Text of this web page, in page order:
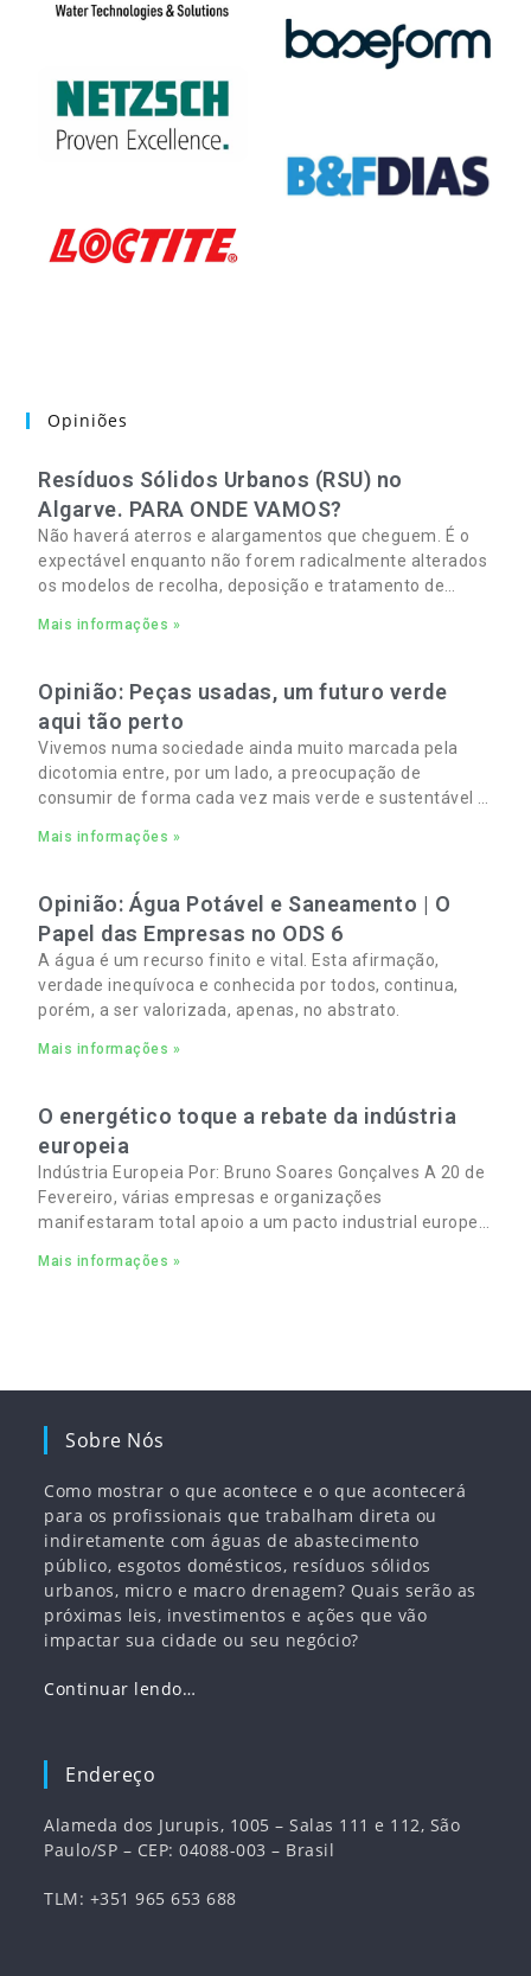
Opiniões
Resíduos Sólidos Urbanos (RSU) no
Algarve. PARA ONDE VAMOS?
Não haverá aterros e alargamentos que cheguem. É o
expectável enquanto não forem radicalmente alterados
os modelos de recolha, deposição e tratamento de
Mais informações »
Opinião: Peças usadas, um futuro verde
aqui tão perto
Vivemos numa sociedade ainda muito marcada pela
dicotomia entre, por um lado, a preocupação de
consumir de forma cada vez mais verde e sustentável e,
e familiares cada vez mais apertados.
Mais informações »
Opinião: Água Potável e Saneamento | O
Papel das Empresas no ODS 6
A água é um recurso finito e vital. Esta afirmação,
verdade inequívoca e conhecida por todos, continua,
porém, a ser valorizada, apenas, no abstrato.
Mais informações »
O energético toque a rebate da indústria
europeia
Indústria Europeia Por: Bruno Soares Gonçalves A 20 de
Fevereiro, várias empresas e organizações
manifestaram total apoio a um pacto industrial europeu
empregos
Mais informações »
Sobre Nós
Como mostrar o que acontece e o que acontecerá
para os profissionais que trabalham direta ou
indiretamente com águas de abastecimento
público, esgotos domésticos, resíduos sólidos
urbanos, micro e macro drenagem? Quais serão as
próximas leis, investimentos e ações que vão
impactar sua cidade ou seu negócio?
Continuar lendo…
Endereço
Alameda dos Jurupis, 1005 – Salas 111 e 112, São
Paulo/SP – CEP: 04088-003 – Brasil
TLM: +351 965 653 688